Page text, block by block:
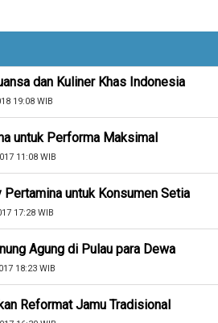
dan Kuliner Khas Indonesia
19:08 WIB
untuk Performa Maksimal
11:08 WIB
untuk Konsumen Setia
17:28 WIB
Agung di Pulau para Dewa
18:23 WIB
Reformat Jamu Tradisional